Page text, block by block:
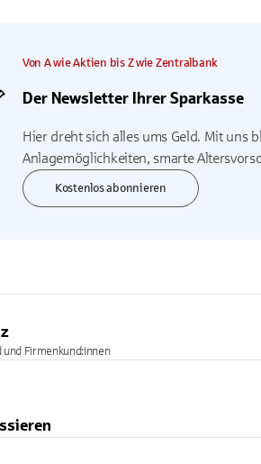
Von A wie Aktien bis Z wie Zentralbank
Der Newsletter Ihrer Sparkasse
Hier dreht sich alles ums Geld. Mit uns
Anlagemöglichkeiten, smarte
Kostenlos abonnieren
und Firmenkund:innen